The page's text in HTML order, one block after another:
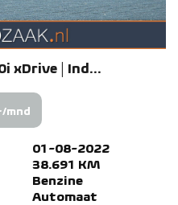
xDrive | Ind...
mnd
01-08-2022
38.691 KM
Benzine
Automaat